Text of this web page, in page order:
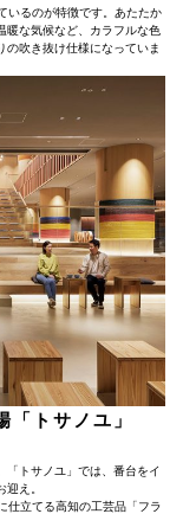
いるのが特徴です。あたたか
暖な気候など、カラフルな色
の吹き抜け仕様になっていま
トサノユ」
「トサノユ」では、番台をイ
え。
仕立てる高知の工芸品「フラ